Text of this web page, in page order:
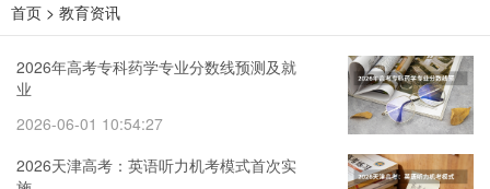
首页 > 教育资讯
2026年高考专科药学专业分数线预测及就
业
2026-06-01 10:54:27
2026天津高考：英语听力机考模式首次实